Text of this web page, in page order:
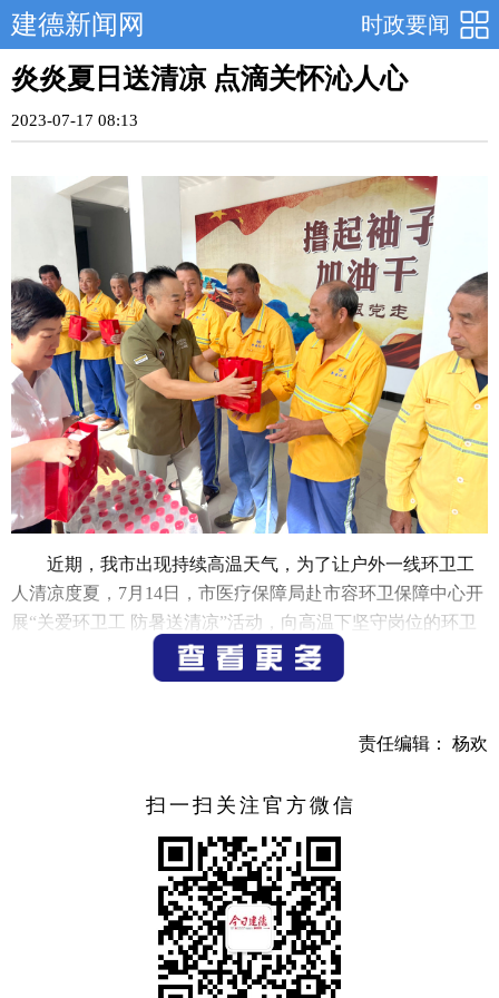
时政要闻
建德新闻网
炎炎夏日送清凉 点滴关怀沁人心
2023-07-17 08:13
近期，我市出现持续高温天气，为了让户外一线环卫工
人清凉度夏，7月14日，市医疗保障局赴市容环卫保障中心开
展“关爱环卫工 防暑送清凉”活动，向高温下坚守岗位的环卫
工人送上夏季防暑用品。
温药品以及矿泉水、毛巾、消毒液等日常用品发放给一线环
人为维护城市干净整洁付出的辛勤劳动表示感谢，并提醒他
们在夏季保障道路环境卫生的同时注意防暑降温，合理安排
户外工作时间，增强自我防护意识，避免出现中暑等身体不
（记者 邓林 实习生 诸葛博文）
责任编辑： 杨欢
扫一扫关注官方微信